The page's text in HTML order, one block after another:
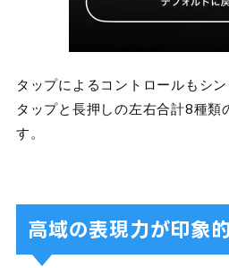
タップによるコントロールもシ
タップと長押しの左右合計8種類
す。
高域の表現力が印象